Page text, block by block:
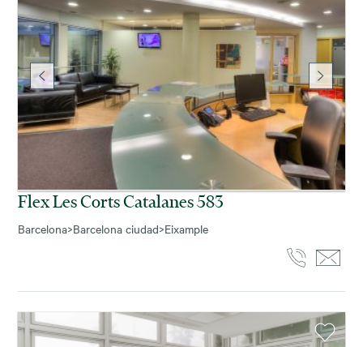
Flex Les Corts Catalanes 583
Barcelona>Barcelona ciudad>Eixample